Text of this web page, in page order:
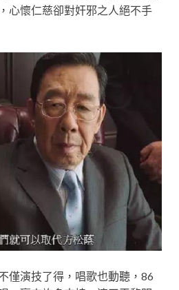
心懷仁慈卻對奸邪之人絕不手
僅演技了得，唱歌也動聽，86